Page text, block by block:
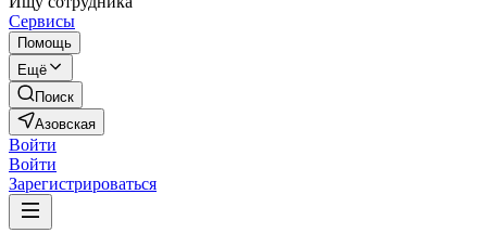
Сервисы
Помощь
Ещё
Поиск
Азовская
Войти
Войти
Зарегистрироваться